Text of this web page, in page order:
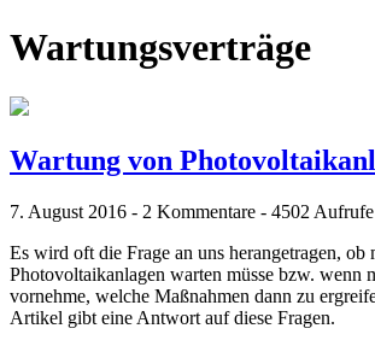
Wartungsverträge
Wartung von
7. August 2016 - 2 Kommentare - 4502 Aufrufe
Es wird oft die Frage an uns herangetragen, ob
Photovoltaikanlagen warten müsse bzw. wenn
vornehme, welche Maßnahmen dann zu
Artikel gibt eine Antwort auf diese Fragen.